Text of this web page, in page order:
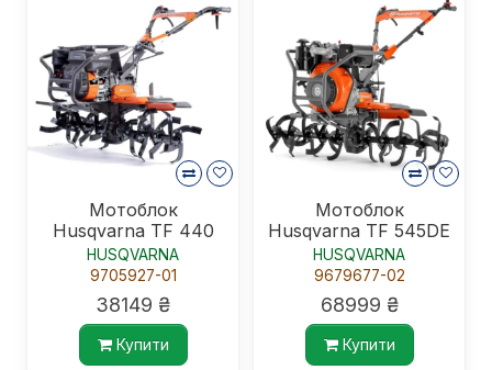
Мотоблок
Husqvarna TF 440
HUSQVARNA
9705927-01
38149 ₴
Купити
Мотоблок
Husqvarna TF 545DE
HUSQVARNA
9679677-02
68999 ₴
Купити